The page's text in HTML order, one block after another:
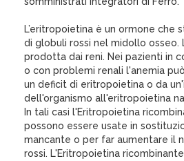
L’eritropoietina è un ormone che
di globuli rossi nel midollo osseo.
prodotta dai reni. Nei pazienti in
o con problemi renali l'anemia
un deficit di eritropoietina o da
dell'organismo all'eritropoietina
In tali casi l'Eritropoietina
possono essere usate in
mancante o per far aumentare il
rossi. L'Eritropoietina